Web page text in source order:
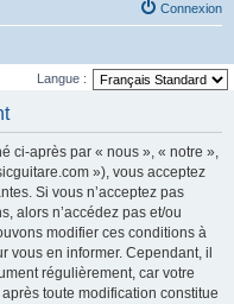
Connexion
Langue :
ci-après par « nous », « notre »,
»), vous acceptez
Si vous n’acceptez pas
alors n’accédez pas et/ou
modifier ces conditions à
vous en informer. Cependant, il
régulièrement, car votre
toute modification constitue